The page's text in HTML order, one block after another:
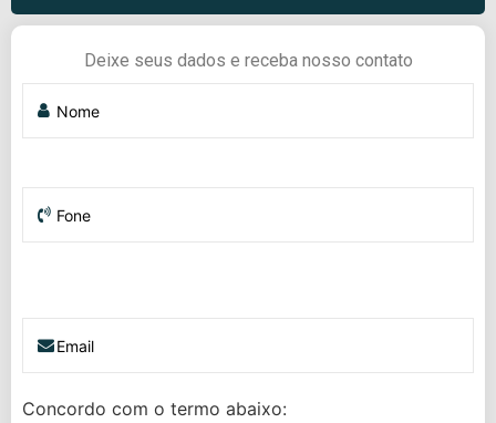
Deixe seus dados e receba nosso contato
Concordo com o termo abaixo: